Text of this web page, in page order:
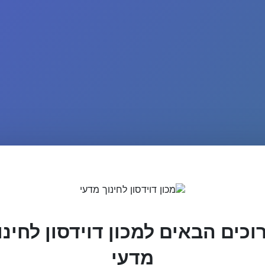
הבאים למכון דוידסון
מדעי